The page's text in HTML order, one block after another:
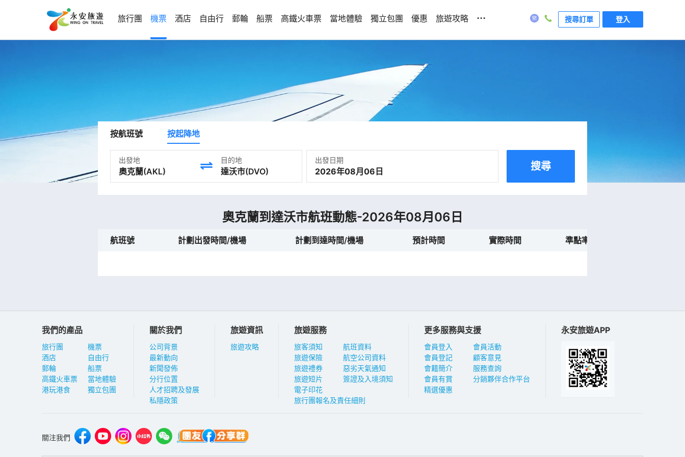
旅行團 機票 酒店 自由行 郵輪 船票 高鐵火車票 當地體驗 獨立包團 優惠 旅遊攻略 ... 搜尋訂單 登入
按航班號 按起降地
出發地 目的地 出發日期
2026年08月06日 搜尋
奧克蘭到達沃市航班動態-2026年08月06日
航班號 計劃出發時間/機場 計劃到達時間/機場 預計時間 實際時間 準點率預測
我們的產品
旅行團
酒店
郵輪
高鐵火車票
港玩港食
機票
自由行
船票
當地體驗
獨立包團
關於我們
公司背景
最新動向
新聞發佈
分行位置
人才招聘及發展
私隱政策
旅遊資訊
旅遊攻略
旅遊服務
旅客須知
旅遊保險
旅遊禮券
旅遊短片
電子印花
航班資料
航空公司資料
惡劣天氣通知
簽證及入境須知
旅行團報名及責任細則
更多服務與支援
會員登入
會員登記
會籍簡介
會員有賞
精選優惠
會員活動
顧客意見
服務查詢
分銷夥伴合作平台
永安旅遊APP
關注我們